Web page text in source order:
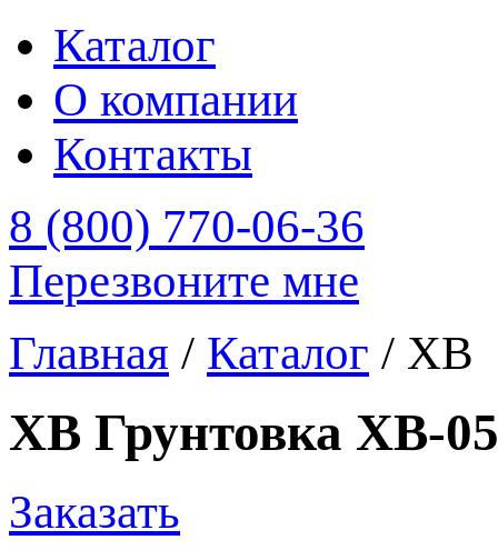
Каталог
О компании
Контакты
8 (800) 770-06-36
Перезвоните мне
Главная / Каталог / ХВ
ХВ Грунтовка ХВ-
Заказать